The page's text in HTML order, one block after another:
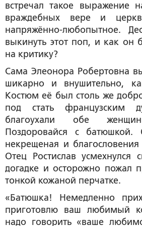
встречал такое выражение
враждебных вере и
напряжённо-любопытное.
выкинуть этот поп, и как он
на критику?
Сама Элеонора Робертовна
шикарно и внушительно,
Костюм её был столь же
под стать французским
благоухали обе
Поздоровайся с
некрещеная и
Отец Ростислав усмехнулся
догадке и осторожно пожал
тонкой кожаной перчатке.
«Батюшка! Немедленно
приготовлю ваш любимый
надо говорить «ваше